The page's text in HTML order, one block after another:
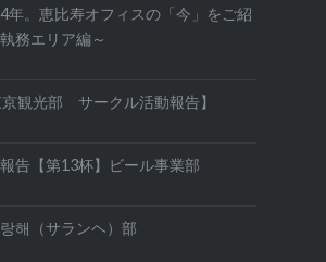
年。恵比寿オフィスの「今」をご紹
務エリア編～
観光部 サークル活動報告】
告【第13杯】ビール事業部
해（サランヘ）部